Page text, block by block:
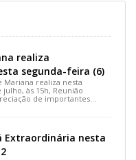
realiza
segunda-feira (6)
Mariana realiza nesta
às 15h, Reunião
de importantes
Extraordinária nesta